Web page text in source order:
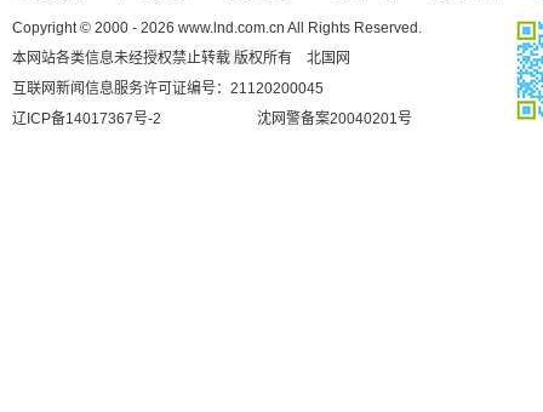
Copyright © 2000 - 2026 www.lnd.com.cn All Rights Reserved.
本网站各类信息未经授权禁止转载 版权所有 北国网
互联网新闻信息服务许可证编号：21120200045
辽ICP备14017367号-2
沈网警备案20040201号